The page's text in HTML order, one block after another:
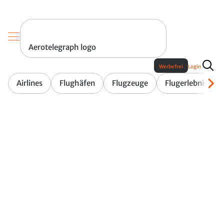
Aerotelegraph logo
Airlines Flughäfen Flugzeuge Flugerlebnis
Werbefrei Login